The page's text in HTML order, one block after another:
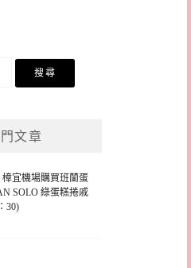
文章
宜機場購買班蘭蛋
SOLO 綠蛋糕捲戚
30)